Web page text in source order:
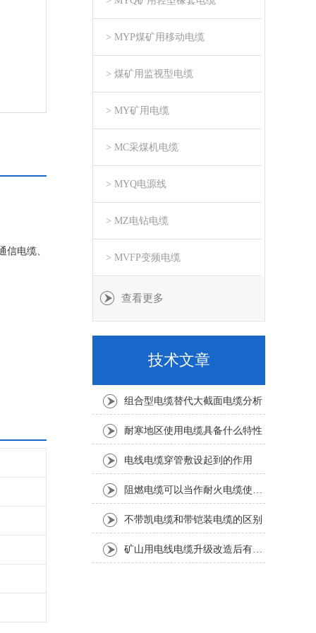
电缆、
> MYP煤矿用移动电缆
> 煤矿用监视型电缆
> MY矿用电缆
> MC采煤机电缆
> MYQ电源线
> MZ电钻电缆
> MVFP变频电缆
查看更多
技术文章
组合型电缆替代大截面电缆分析
耐寒地区使用电缆具备什么特性
电线电缆穿管敷设起到的作用
阻燃电缆可以当作耐火电缆使用吗
不带凯电缆和带铠装电缆的区别
矿山用电线电缆升级改造后有哪些